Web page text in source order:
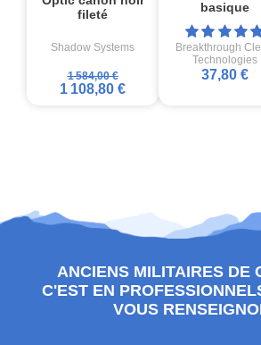
fileté
Shadow Systems
1 584,00 €
1 108,80 €
basique
Breakthrough
Technologies
37,80 €
ANCIENS MILITAIRES DE
C'EST EN
VOUS